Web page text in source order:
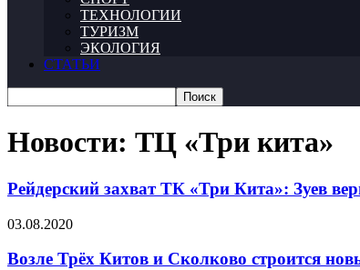
ТЕХНОЛОГИИ
ТУРИЗМ
ЭКОЛОГИЯ
СТАТЬИ
Новости: ТЦ «Три кита»
Рейдерский захват ТК «Три Кита»: Зуев
03.08.2020
Возле Трёх Китов и Сколково строится